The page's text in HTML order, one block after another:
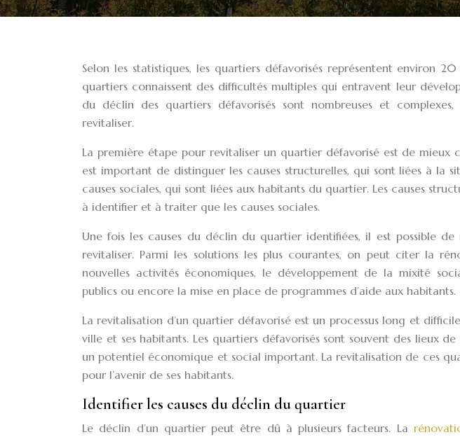
Selon les statistiques, les quartiers défavorisés représentent environ
quartiers connaissent des difficultés multiples qui entravent leur
du déclin des quartiers défavorisés sont nombreuses et
revitaliser.
La première étape pour revitaliser un quartier défavorisé est de mieux
est important de distinguer les causes structurelles, qui sont liées à la
causes sociales, qui sont liées aux habitants du quartier. Les causes
à identifier et à traiter que les causes sociales.
Une fois les causes du déclin du quartier identifiées, il est possible
revitaliser. Parmi les solutions les plus courantes, on peut citer la
nouvelles activités économiques, le développement de la mixité
publics ou encore la mise en place de programmes d’aide aux habitants.
La revitalisation d’un quartier défavorisé est un processus long et
ville et ses habitants. Les quartiers défavorisés sont souvent des lieux
un potentiel économique et social important. La revitalisation de ces
pour l’avenir de ses habitants.
Identifier les causes du déclin du quartier
Le déclin d’un quartier peut être dû à plusieurs facteurs. La